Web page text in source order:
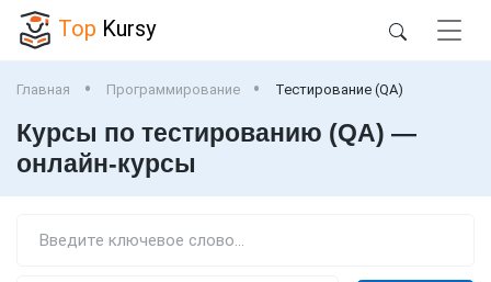
Top Kursy
Главная Программирование Тестирование (QA)
Курсы по тестированию (QA) —
онлайн-курсы